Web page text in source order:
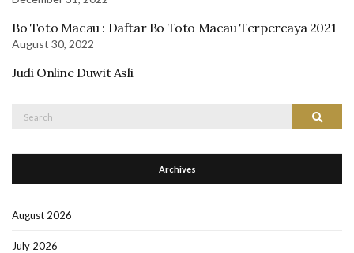
Bo Toto Macau : Daftar Bo Toto Macau Terpercaya 2021
August 30, 2022
Judi Online Duwit Asli
Search
Archives
August 2026
July 2026